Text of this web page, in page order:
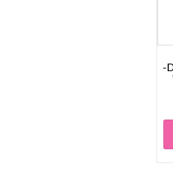
דולפין בייבי- Dolphin baby-